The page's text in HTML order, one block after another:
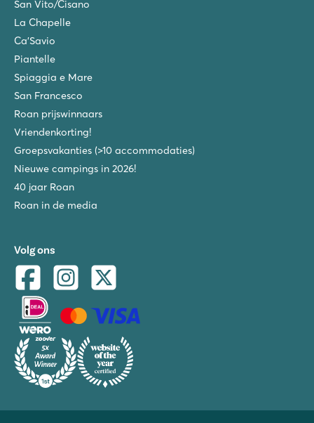
San Vito/Cisano
La Chapelle
Ca'Savio
Piantelle
Spiaggia e Mare
San Francesco
Roan prijswinnaars
Vriendenkorting!
Groepsvakanties (>10 accommodaties)
Nieuwe campings in 2026!
40 jaar Roan
Roan in de media
Volg ons